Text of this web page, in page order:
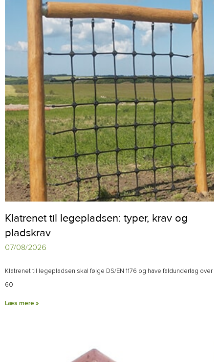
Klatrenet til legepladsen: typer, krav og
pladskrav
07/08/2026
Klatrenet til legepladsen skal følge DS/EN 1176 og have faldunderlag over
60
Læs mere »